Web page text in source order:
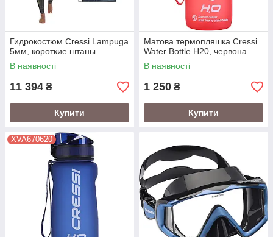
Гидрокостюм Cressi Lampuga
5мм, короткие штаны
В наявності
11 394 ₴
Купити
Матова термопляшка Cressi
Water Bottle H20, червона
В наявності
1 250 ₴
Купити
XVA670620